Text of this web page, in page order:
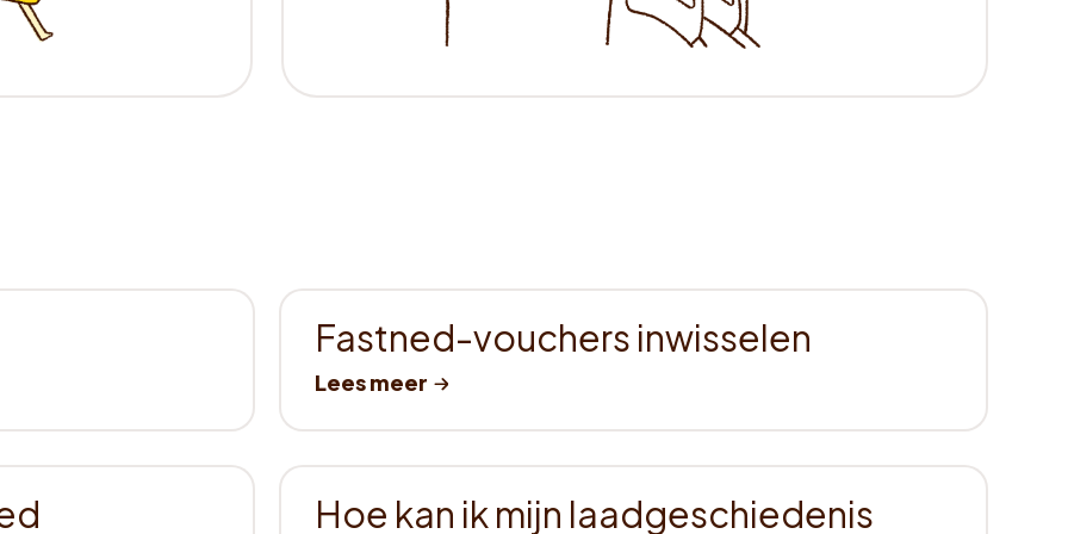
Fastned-vouchers inwisselen
Hoe kan ik mijn laadgeschiedenis